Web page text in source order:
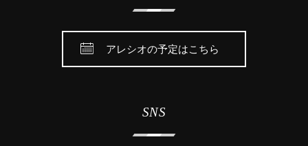
アレシオの予定はこちら
SNS